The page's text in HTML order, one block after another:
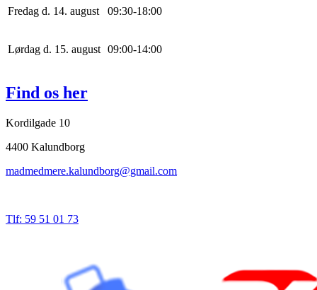
Fredag d. 14. august 09:30-18:00
Lørdag d. 15. august 09:00-14:00
Find os her
Kordilgade 10
4400 Kalundborg
madmedmere.kalundborg@gmail.com
Tlf: 59 51 01 73